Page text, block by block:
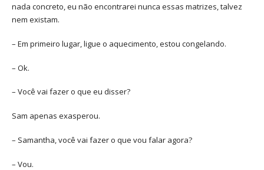
nada concreto, eu não encontrarei nunca essas matrizes, talvez
nem existam.
– Em primeiro lugar, ligue o aquecimento, estou congelando.
– Ok.
– Você vai fazer o que eu disser?
Sam apenas exasperou.
– Samantha, você vai fazer o que vou falar agora?
– Vou.